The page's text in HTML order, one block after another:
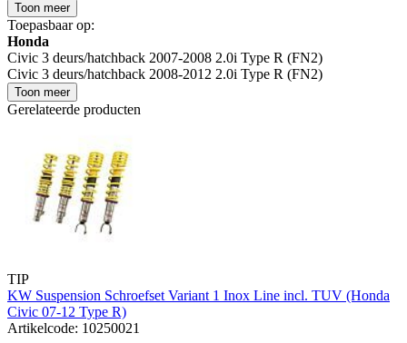
Toon meer
Toepasbaar op:
Honda
Civic 3 deurs/hatchback 2007-2008 2.0i Type R (FN2)
Civic 3 deurs/hatchback 2008-2012 2.0i Type R (FN2)
Toon meer
Gerelateerde producten
TIP
KW Suspension Schroefset Variant 1 Inox Line incl. TUV (Honda
Civic 07-12 Type R)
Artikelcode: 10250021